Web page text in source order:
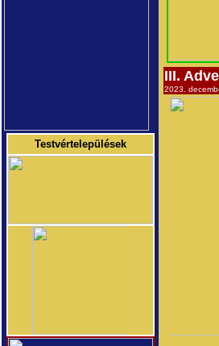
Testvértelepülések
III.
2023.